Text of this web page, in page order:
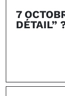
7
DÉTAIL”